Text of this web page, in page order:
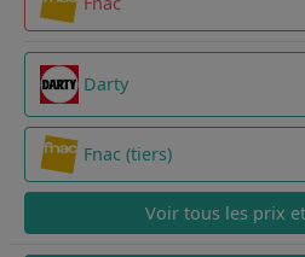
Darty
Fnac (tiers)
Voir tous les prix